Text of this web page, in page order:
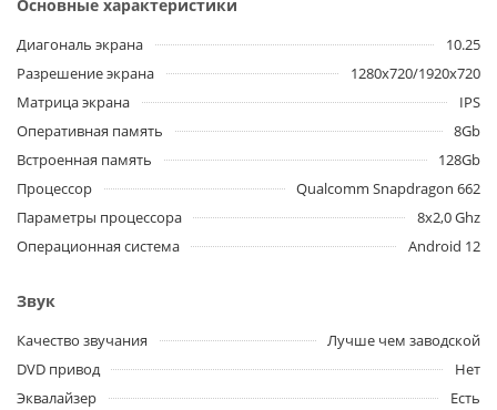
Основные характеристики
Диагональ экрана
10.25
Разрешение экрана
1280x720/1920x720
Матрица экрана
IPS
Оперативная память
8Gb
Встроенная память
128Gb
Процессор
Qualcomm Snapdragon 662
Параметры процессора
8x2,0 Ghz
Операционная система
Android 12
Звук
Качество звучания
Лучше чем заводской
DVD привод
Нет
Эквалайзер
Есть